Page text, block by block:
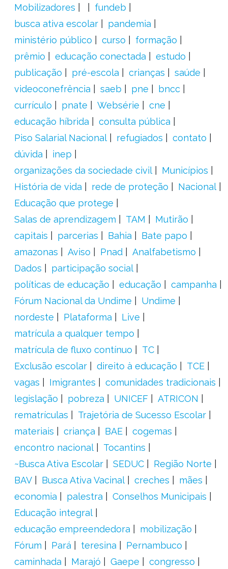
Mobilizadores
fundeb
busca ativa escolar
pandemia
ministério público
curso
formação
prêmio
educação conectada
estudo
publicação
pré-escola crianças
saúde
videoconefrência
saeb pne
bncc
currículo
pnate Websérie
cne
educação híbrida
consulta pública
Piso Salarial Nacional
refugiados
contato
dúvida
inep
organizações da sociedade civil
Municípios
História de vida
rede de proteção
Nacional
Educação que protege
Salas de aprendizagem
TAM
Mutirão
capitais
parcerias Bahia
Bate papo
amazonas
Aviso Pnad
Analfabetismo
Dados
participação social
políticas de educação
educação
campanha
Fórum Nacional da Undime
Undime
nordeste
Plataforma
Live
matrícula a qualquer tempo
matrícula de fluxo contínuo
TC
Exclusão escolar
direito à educação
TCE
vagas
Imigrantes
comunidades tradicionais
legislação
pobreza UNICEF
ATRICON
rematrículas
Trajetória de Sucesso Escolar
materiais
criança BAE
cogemas
encontro nacional
Tocantins
~Busca Ativa Escolar
SEDUC
Região Norte
BAV
Busca Ativa Vacinal creches
mães
economia
palestra
Conselhos Municipais
Educação integral
educação empreendedora
mobilização
Fórum
Pará teresina
Pernambuco
caminhada
Marajó Gaepe
congresso